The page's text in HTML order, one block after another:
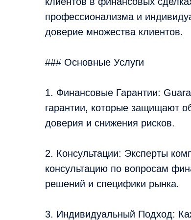
профессионализма и
доверие множества клиентов.
### Основные Услуги
1. Финансовые Гарантии:
гарантии, которые защищают
доверия и снижения рисков.
2. Консультации: Эксперты
консультацию по вопросам
решений и специфики рынка.
3. Индивидуальный Подход: